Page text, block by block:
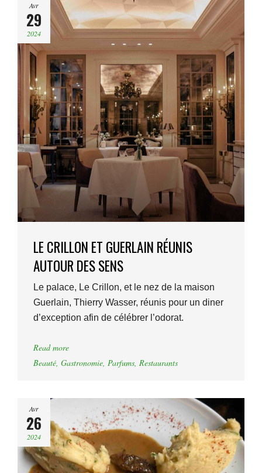
Avr
29
2024
LE CRILLON ET GUERLAIN RÉUNIS
AUTOUR DES SENS
Le palace, Le Crillon, et le nez de la maison
Guerlain, Thierry Wasser, réunis pour un diner
d’exception afin de célébrer l’odorat.
Read more
Beauté, Gastronomie, Parfums, Restaurants
Avr
26
2024